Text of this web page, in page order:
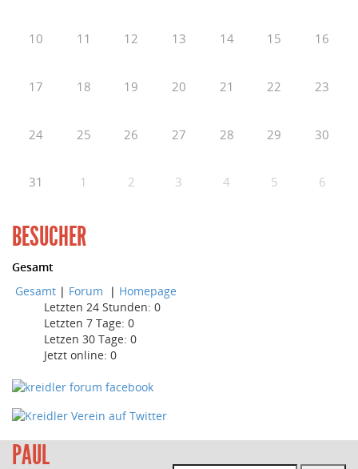
10 11 12 13 14 15 16
17 18 19 20 21 22 23
24 25 26 27 28 29 30
31 1 2 3 4 5 6
BESUCHER
Gesamt
Gesamt | Forum | Homepage
Letzten 24 Stunden: 0
Letzten 7 Tage: 0
Letzen 30 Tage: 0
Jetzt online: 0
PAUL